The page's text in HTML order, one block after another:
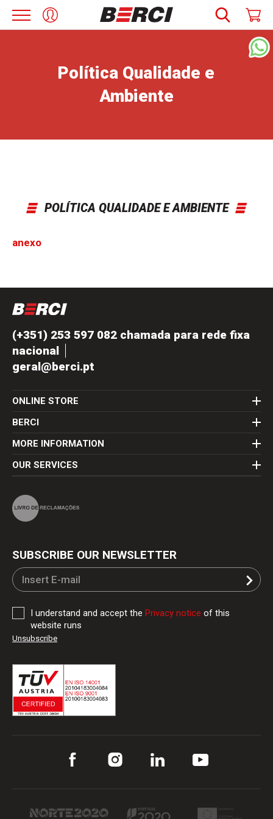
Política Qualidade e
Ambiente
POLÍTICA QUALIDADE E AMBIENTE
anexo
(+351) 253 597 082 chamada para rede fixa
nacional
geral@berci.pt
ONLINE STORE
BERCI
MORE INFORMATION
OUR SERVICES
SUBSCRIBE OUR NEWSLETTER
I understand and accept the Privacy notice of this
website runs
Unsubscribe